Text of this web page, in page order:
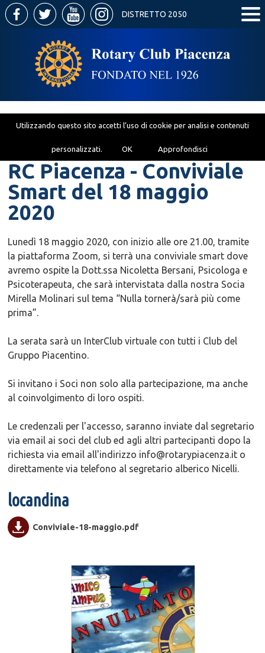
Utilizzando questo sito accetti l’uso di cookie per analisi e contenuti
personalizzati. OK Approfondisci
RC Piacenza - Conviviale
Smart del 18 maggio
2020
Lunedì 18 maggio 2020, con inizio alle ore 21.00, tramite
la piattaforma Zoom, si terrà una conviviale smart dove
avremo ospite la Dott.ssa Nicoletta Bersani, Psicologa e
Psicoterapeuta, che sarà intervistata dalla nostra Socia
Mirella Molinari sul tema “Nulla tornerà/sarà più come
prima”.
La serata sarà un InterClub virtuale con tutti i Club del
Gruppo Piacentino.
Si invitano i Soci non solo alla partecipazione, ma anche
al coinvolgimento di loro ospiti.
Le credenzali per l'accesso, saranno inviate dal segretario
via email ai soci del club ed agli altri partecipanti dopo la
richiesta via email all'indirizzo info@rotarypiacenza.it o
direttamente via telefono al segretario alberico Nicelli.
locandina
Conviviale-18-maggio.pdf
DISTRETTO 2050